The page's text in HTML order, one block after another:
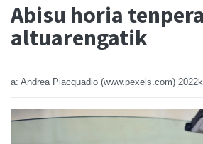
Abisu horia
altuarengatik
a: Andrea Piacquadio (www.pexels.com)